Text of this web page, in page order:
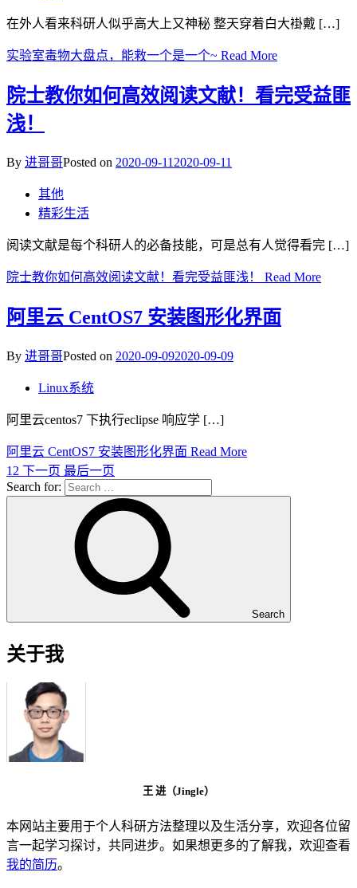
在外人看来科研人似乎高大上又神秘 整天穿着白大褂戴 […]
实验室毒物大盘点，能救一个是一个~ Read More
院士教你如何高效阅读文献！看完受益匪
浅！
By 进哥哥Posted on 2020-09-11 2020-09-11
其他
精彩生活
阅读文献是每个科研人的必备技能，可是总有人觉得看完 […]
院士教你如何高效阅读文献！看完受益匪浅！ Read More
阿里云 CentOS7 安装图形化界面
By 进哥哥Posted on 2020-09-092020-09-09
Linux系统
阿里云centos7 下执行eclipse 响应学 […]
阿里云 CentOS7 安装图形化界面 Read More
1 2 下一页 最后一页
Search for:
Search
关于我
王 进（Jingle）
本网站主要用于个人科研方法整理以及生活分享，欢迎各位留
言一起学习探讨，共同进步。如果想更多的了解我，欢迎查看
我的简历。